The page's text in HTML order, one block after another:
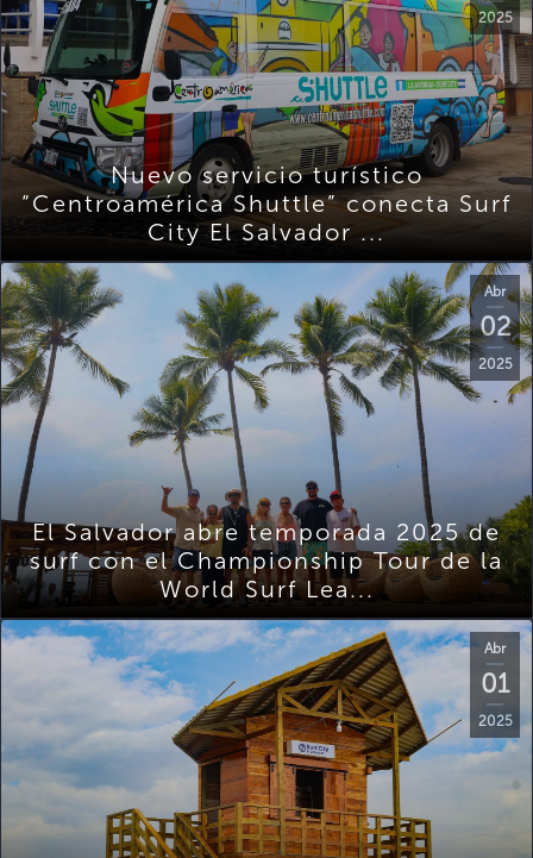
2025
Nuevo servicio turístico
“Centroamérica Shuttle” conecta Surf
City El Salvador ...
Abr
02
2025
El Salvador abre temporada 2025 de
surf con el Championship Tour de la
World Surf Lea...
Abr
01
2025